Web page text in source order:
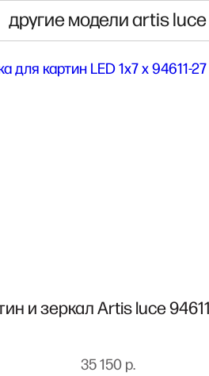
другие модели artis luce
и зеркал Artis luce
35 150 р.